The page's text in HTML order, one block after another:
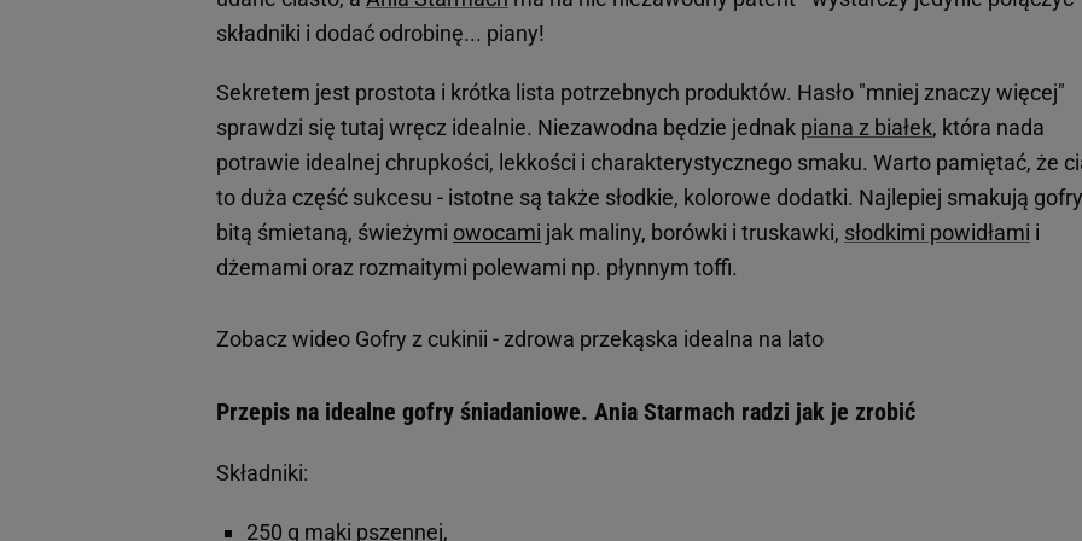
składniki i dodać odrobinę... piany!
Sekretem jest prostota i krótka lista potrzebnych produktów. Hasło "mniej znaczy więcej"
sprawdzi się tutaj wręcz idealnie. Niezawodna będzie jednak piana z białek, która nada
potrawie idealnej chrupkości, lekkości i charakterystycznego smaku. Warto pamiętać, że
to duża część sukcesu - istotne są także słodkie, kolorowe dodatki. Najlepiej smakują
bitą śmietaną, świeżymi owocami jak maliny, borówki i truskawki, słodkimi powidłami i
dżemami oraz rozmaitymi polewami np. płynnym toffi.
Zobacz wideo Gofry z cukinii - zdrowa przekąska idealna na lato
Przepis na idealne gofry śniadaniowe. Ania Starmach radzi jak je zrobić
Składniki:
250 g mąki pszennej,